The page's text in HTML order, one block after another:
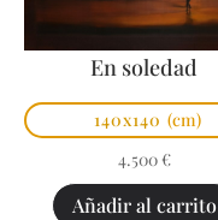
En soledad
140x140 (cm)
4.500 €
Añadir al carrito